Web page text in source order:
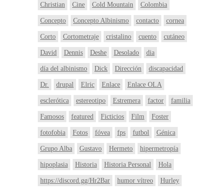
Christian Cine Cold Mountain Colombia
Concepto Concepto Albinismo contacto cornea
Corto Cortometraje cristalino cuento cutáneo
David Dennis Deshe Desolado dia
día del albinismo Dick Dirección discapacidad
Dr. drupal Elric Enlace Enlace OLA
esclerótica estereotipo Estremera factor familia
Famosos featured Ficticios Film Foster
fotofobia Fotos fóvea fps futbol Génica
Grupo Alba Gustavo Hermeto hipermetropía
hipoplasia Historia Historia Personal Hola
https://discord.gg/Hr2Bar humor vítreo Hurley